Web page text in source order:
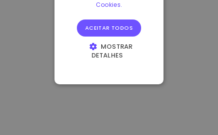
Cookies.
ACEITAR TODOS
MOSTRAR
DETALHES